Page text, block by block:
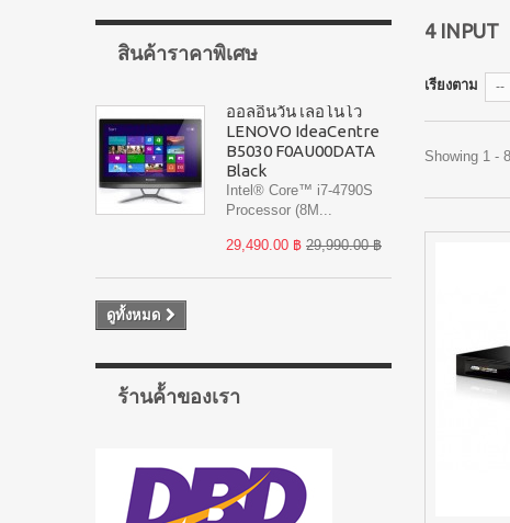
สินค้าราคาพิเศษ
ออลอินวัน เลอโนโว
LENOVO IdeaCentre
B5030 F0AU00DATA
Black
Intel® Core™ i7-4790S
Processor (8M...
29,490.00 ฿ 29,990.00 ฿
ดูทั้งหมด
ร้านค้้าของเรา
4 INPUT
เรียงตาม --
Showing 1 -